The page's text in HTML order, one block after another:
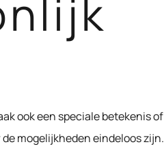
ook een speciale betekenis of
mogelijkheden eindeloos zijn.